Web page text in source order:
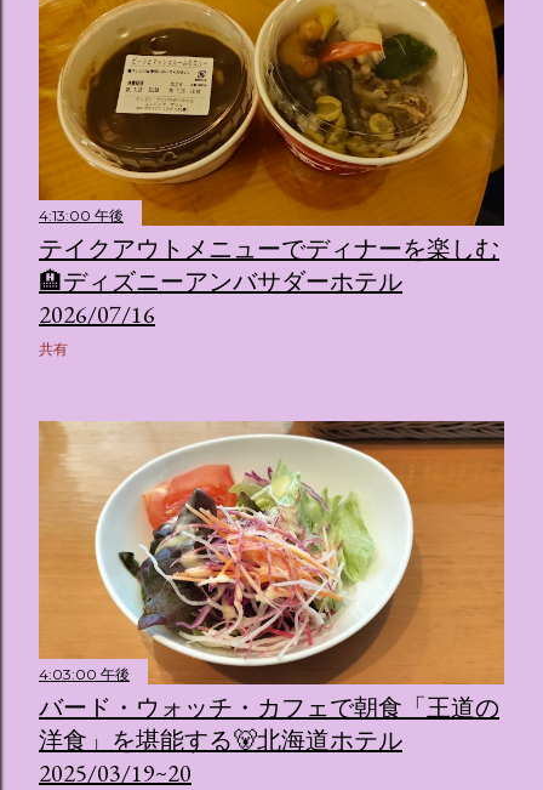
4:13:00 午後
テイクアウトメニューでディナーを楽しむ
🏨ディズニーアンバサダーホテル
2026/07/16
共有
4:03:00 午後
バード・ウォッチ・カフェで朝食「王道の
洋食」を堪能する🐻北海道ホテル
2025/03/19~20